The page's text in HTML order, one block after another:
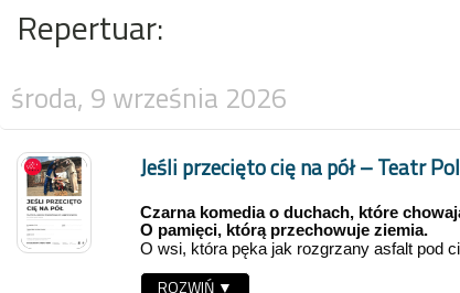
Repertuar:
środa, 9 września 2026
Jeśli przecięto cię na pół – Teatr
Czarna komedia o duchach, które
O pamięci, którą przechowuje ziemia.
O wsi, która pęka jak rozgrzany asfalt pod
autostradzie. O tożsamości rozpiętej
migoczącym ekranem telewizora. O
ROZWIŃ ▼